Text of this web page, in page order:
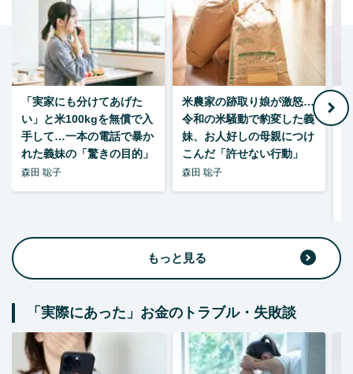
「実家にも分けてあげた
い」と米100kgを無償で入
手して…一本の電話で暴か
れた義妹の「驚きの目的」
森田 聡子
米農家の跡取り娘が激怒…
令和の米騒動で豹変した義
妹、お人好しの母親につけ
こんだ「許せない行動」
森田 聡子
もっと見る
「実際にあった」お金のトラブル・失敗談